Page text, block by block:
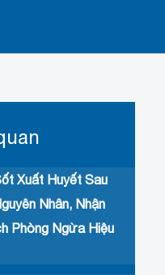
Xuất Huyết Sau
Nhân, Nhận
Phòng Ngừa Hiệu